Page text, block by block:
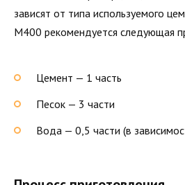
зависят от типа используемого
М400 рекомендуется следующая
Цемент — 1 часть
Песок — 3 части
Вода — 0,5 части (в